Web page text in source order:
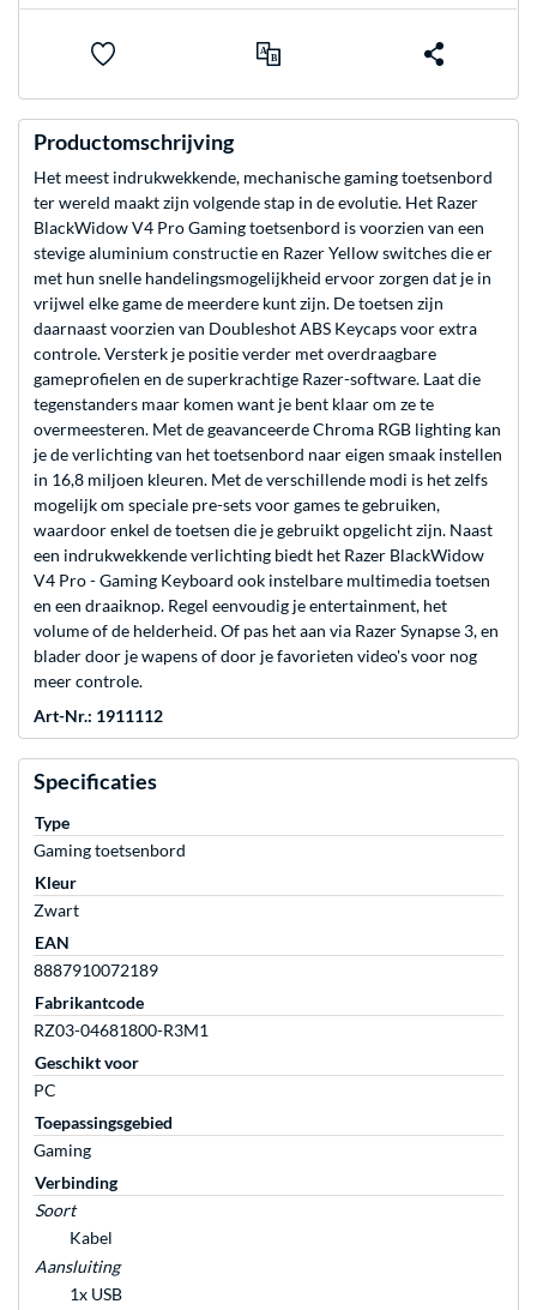
Productomschrijving
Het meest indrukwekkende, mechanische gaming toetsenbord
ter wereld maakt zijn volgende stap in de evolutie. Het Razer
BlackWidow V4 Pro Gaming toetsenbord is voorzien van een
stevige aluminium constructie en Razer Yellow switches die er
met hun snelle handelingsmogelijkheid ervoor zorgen dat je in
vrijwel elke game de meerdere kunt zijn. De toetsen zijn
daarnaast voorzien van Doubleshot ABS Keycaps voor extra
controle. Versterk je positie verder met overdraagbare
gameprofielen en de superkrachtige Razer-software. Laat die
tegenstanders maar komen want je bent klaar om ze te
overmeesteren. Met de geavanceerde Chroma RGB lighting kan
je de verlichting van het toetsenbord naar eigen smaak instellen
in 16,8 miljoen kleuren. Met de verschillende modi is het zelfs
mogelijk om speciale pre-sets voor games te gebruiken,
waardoor enkel de toetsen die je gebruikt opgelicht zijn. Naast
een indrukwekkende verlichting biedt het Razer BlackWidow
V4 Pro - Gaming Keyboard ook instelbare multimedia toetsen
en een draaiknop. Regel eenvoudig je entertainment, het
volume of de helderheid. Of pas het aan via Razer Synapse 3, en
blader door je wapens of door je favorieten video's voor nog
meer controle.
Art-Nr.: 1911112
Specificaties
Type
Gaming toetsenbord
Kleur
Zwart
EAN
8887910072189
Fabrikantcode
RZ03-04681800-R3M1
Geschikt voor
PC
Toepassingsgebied
Gaming
Verbinding
Soort
Kabel
Aansluiting
1x USB